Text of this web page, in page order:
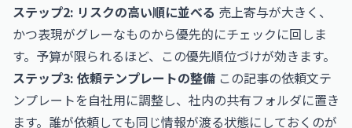
ステップ2: リスクの高い順に並べる 売上寄与が大きく、
かつ表現がグレーなものから優先的にチェックに回しま
す。予算が限られるほど、この優先順位づけが効きます。
ステップ3: 依頼テンプレートの整備 この記事の依頼文テ
ンプレートを自社用に調整し、社内の共有フォルダに置き
ます。誰が依頼しても同じ情報が渡る状態にしておくのが